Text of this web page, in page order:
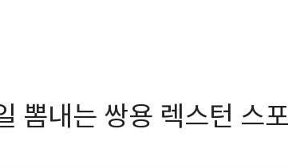
뽐내는 쌍용 렉스턴 스